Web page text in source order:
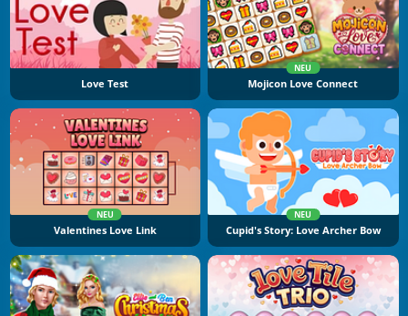
Love Test
NEU
Mojicon Love Connect
NEU
Valentines Love Link
NEU
Cupid's Story: Love Archer Bow